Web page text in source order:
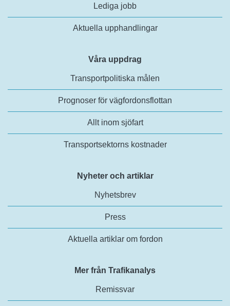
Lediga jobb
Aktuella upphandlingar
Våra uppdrag
Transportpolitiska målen
Prognoser för vägfordonsflottan
Allt inom sjöfart
Transportsektorns kostnader
Nyheter och artiklar
Nyhetsbrev
Press
Aktuella artiklar om fordon
Mer från Trafikanalys
Remissvar